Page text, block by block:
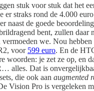
stuk voor stuk dat het
er straks rond de 4.000
naast de goede
bent, zullen daar
we. Nou hebben
voor 599 euro. En de
je zet ze op, en
alles. Dat is
die ook aan augmented
Vision Pro is vergeleken